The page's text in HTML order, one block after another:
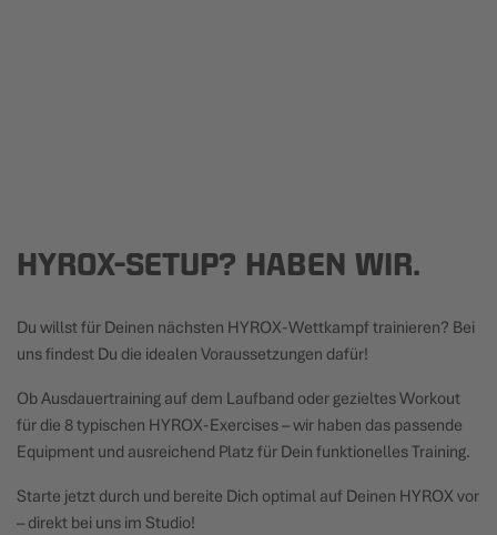
HYROX-SETUP? HABEN WIR.
Du willst für Deinen nächsten HYROX-Wettkampf trainieren? Bei
uns findest Du die idealen Voraussetzungen dafür!
Ob Ausdauertraining auf dem Laufband oder gezieltes Workout
für die 8 typischen HYROX-Exercises – wir haben das passende
Equipment und ausreichend Platz für Dein funktionelles Training.
Starte jetzt durch und bereite Dich optimal auf Deinen HYROX vor
– direkt bei uns im Studio!